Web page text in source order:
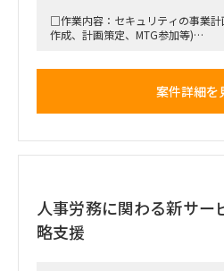
□作業内容：セキュリティの事業
作成、計画策定、MTG参加等)
案件詳細を
人事労務に関わる新サー
略支援